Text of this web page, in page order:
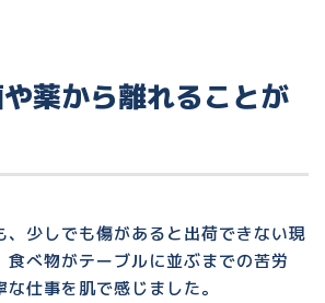
薬から離れることが
、少しでも傷があると出荷できない現
食べ物がテーブルに並ぶまでの苦労
仕事を肌で感じました。